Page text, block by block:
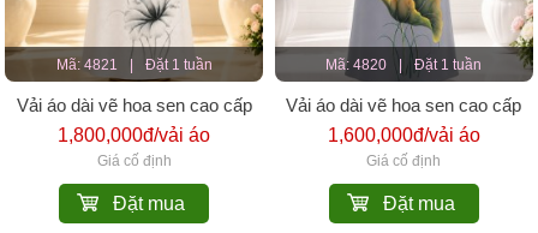
Mã: 4821 | Đặt 1 tuần
Vải áo dài vẽ hoa sen cao cấp
1,800,000đ/vải áo
Giá cố định
Đặt mua
Mã: 4820 | Đặt 1 tuần
Vải áo dài vẽ hoa sen cao cấp
1,600,000đ/vải áo
Giá cố định
Đặt mua